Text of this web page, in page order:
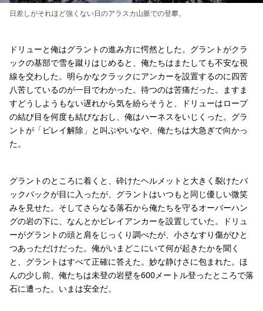
日差しがそれほど強くない日のアラスカ山脈での登攀。
ドリューと俺はグラントの進み方に愕然とした。グラントがクラ
ックの基部で雪を蹴りはじめると、俺たちはまたしても不安な視
線を交わした。明らかなクラックにアンカーを設置するのに四苦
八苦しているのが一目でわかった。待つのは苦痛だった。ますま
すどうしようもない遅れから気を紛らそうと、ドリューはロープ
の結び目を何度も結びなおし、俺はハーネスをいじくった。グラ
ントが「ビレイ解除」と叫ぶやいなや、俺たちは大急ぎで向かっ
た。
グラントのところに着くと、砕けたヘルメットと大きく裂けたバ
ックパックが目に入ったが、グラントはいつもと同じ優しい微笑
みを見せた。そしてさらなる落石から俺たちを守るオーバーハン
グの岩の下に、なんとかビレイアンカーを設置していた。ドリュ
ーがグラントの頭と肩をじっくり調べたが、小さなすり傷がひと
つあっただけだった。俺がいまどこにいて何が起きたかを聞く
と、グラントはすべて正確に答えた。妙な静けさに包まれた。ほ
んの少し前、俺たちは未登の岩壁を600メートル登ったところで落
石に遭った。いまは安全だ。